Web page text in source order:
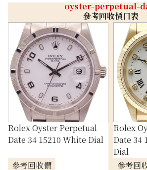
oyster-perpetual-
參考回收價目表
Rolex Oyster Perpetual
Date 34 15210 White Dial
參考回收價
Rolex
Date 34
Dial
參考回